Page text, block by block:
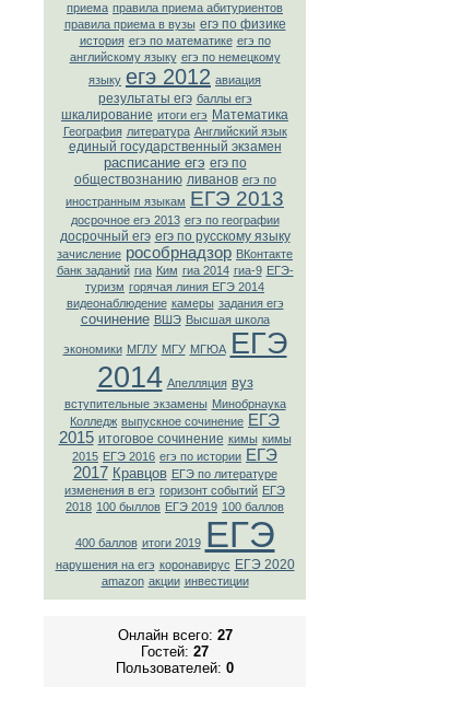
приема правила приема абитуриентов
правила приема в вузы егэ по физике
история егэ по математике егэ по
английскому языку егэ по немецкому
языку егэ 2012 авиация
результаты егэ баллы егэ
шкалирование итоги егэ Математика
География литература Английский язык
единый государственный экзамен
расписание егэ егэ по
обществознанию ливанов егэ по
иностранным языкам ЕГЭ 2013
досрочное егэ 2013 егэ по географии
досрочный егэ егэ по русскому языку
зачисление рособрнадзор ВКонтaкте
банк заданий гиа Ким гиа 2014 гиа-9 ЕГЭ-
туризм горячая линия ЕГЭ 2014
видеонаблюдение камеры задания егэ
сочинение ВШЭ Высшая школа
экономики МГЛУ МГУ МГЮА ЕГЭ
2014 Апелляция вуз
вступительные экзамены Минобрнаука
Колледж выпускное сочинение ЕГЭ
2015 итоговое сочинение кимы кимы
2015 ЕГЭ 2016 егэ по истории ЕГЭ
2017 Кравцов ЕГЭ по литературе
изменения в егэ горизонт событий ЕГЭ
2018 100 быллов ЕГЭ 2019 100 баллов
400 баллов итоги 2019 ЕГЭ
нарушения на егэ коронавирус ЕГЭ 2020
amazon акции инвестиции
Онлайн всего: 27
Гостей: 27
Пользователей: 0